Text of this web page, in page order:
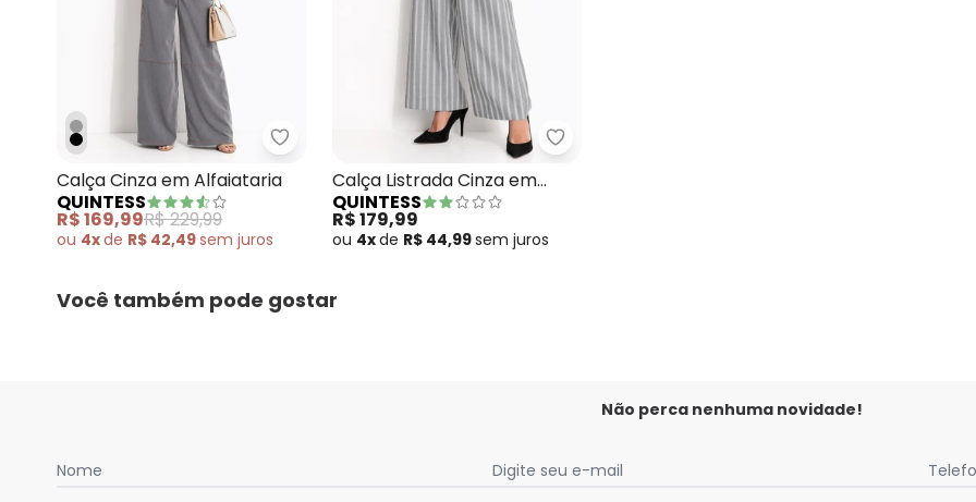
Quintess - Calça Cinza em Alfaiataria
Calça Cinza em Alfaiataria
QUINTESS
R$ 169,99R$ 229,99
ou 4xde R$ 42,49sem juros
Quintess - Calça Listrada Cinza em Alfaiataria
Calça Listrada Cinza em
Alfaiataria
QUINTESS
R$ 179,99
ou 4xde R$ 44,99sem juros
Você também pode gostar
Não perca nenhuma novidade!
Nome Digite seu e-mail